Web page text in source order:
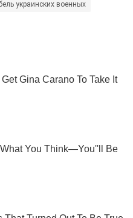
украинских военных